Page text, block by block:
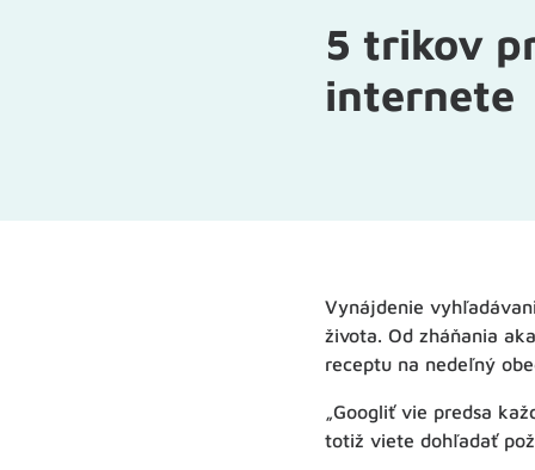
5 trikov
internete
Vynájdenie
života. Od zháňania
receptu na nedeľný
„Googliť vie predsa
totiž viete dohľadať